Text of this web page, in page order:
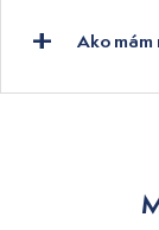
Ako